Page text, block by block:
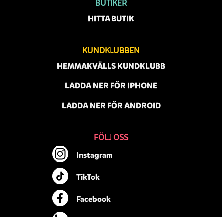
BUTIKER
HITTA BUTIK
KUNDKLUBBEN
HEMMAKVÄLLS KUNDKLUBB
LADDA NER FÖR IPHONE
LADDA NER FÖR ANDROID
FÖLJ OSS
Instagram
TikTok
Facebook